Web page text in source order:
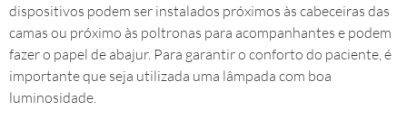
dispositivos podem ser instalados próximos às cabeceiras das
camas ou próximo às poltronas para acompanhantes e podem
fazer o papel de abajur. Para garantir o conforto do paciente, é
importante que seja utilizada uma lâmpada com boa
luminosidade.